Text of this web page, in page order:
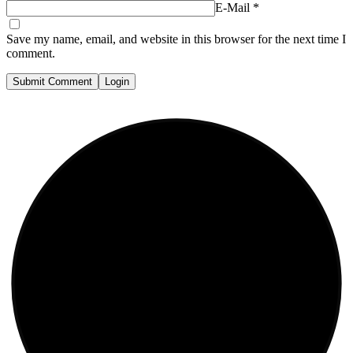
E-Mail *
Save my name, email, and website in this browser for the next time I
comment.
Submit Comment Login